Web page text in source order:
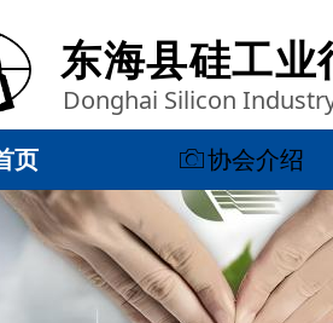
东海县硅工业
Donghai Silicon
页 ꄒ协会介绍